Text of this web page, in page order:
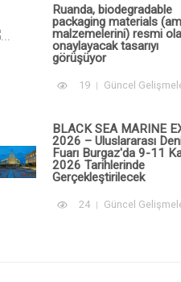
Ruanda, biodegradable
packaging materials
malzemelerini) resmi
onaylayacak tasarıyı
görüşüyor
19 Güncel
BLACK SEA MARINE
2026 – Uluslararası
Fuarı Burgaz'da 9-11
2026 Tarihlerinde
Gerçekleştirilecek
24 Güncel